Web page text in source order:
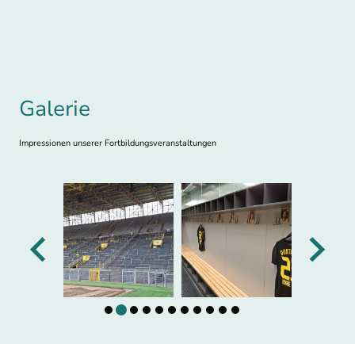
Galerie
Impressionen unserer Fortbildungsveranstaltungen